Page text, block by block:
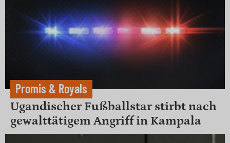
Promis & Royals
Ugandischer Fußballstar stirbt nach
gewalttätigem Angriff in Kampala